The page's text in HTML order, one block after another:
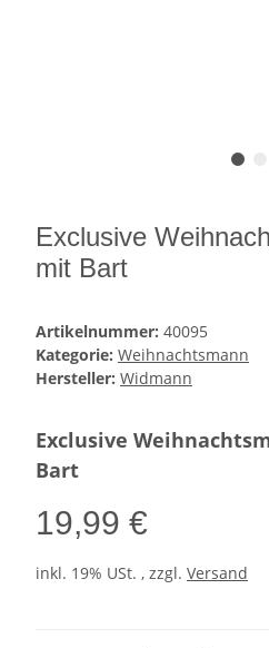
Exclusive
mit Bart
Artikelnummer: 40095
Kategorie: Weihnachtsmann
Hersteller: Widmann
Exclusive
Bart
19,99 €
inkl. 19% USt. , zzgl. Versand